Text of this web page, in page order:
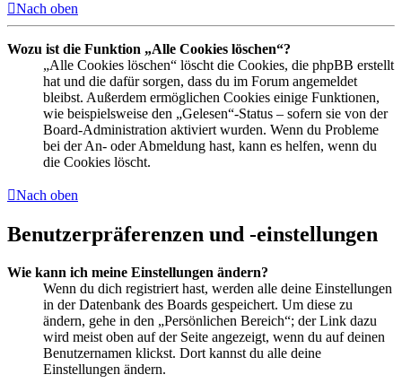
Nach oben
Wozu ist die Funktion „Alle Cookies löschen“?
„Alle Cookies löschen“ löscht die Cookies, die phpBB erstellt
hat und die dafür sorgen, dass du im Forum angemeldet
bleibst. Außerdem ermöglichen Cookies einige Funktionen,
wie beispielsweise den „Gelesen“-Status – sofern sie von der
Board-Administration aktiviert wurden. Wenn du Probleme
bei der An- oder Abmeldung hast, kann es helfen, wenn du
die Cookies löscht.
Nach oben
Benutzerpräferenzen und -einstellungen
Wie kann ich meine Einstellungen ändern?
Wenn du dich registriert hast, werden alle deine Einstellungen
in der Datenbank des Boards gespeichert. Um diese zu
ändern, gehe in den „Persönlichen Bereich“; der Link dazu
wird meist oben auf der Seite angezeigt, wenn du auf deinen
Benutzernamen klickst. Dort kannst du alle deine
Einstellungen ändern.